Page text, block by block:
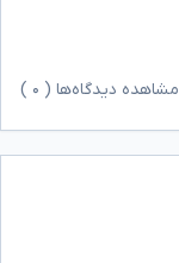
مشاهده دیدگاه‌ها ( ۰